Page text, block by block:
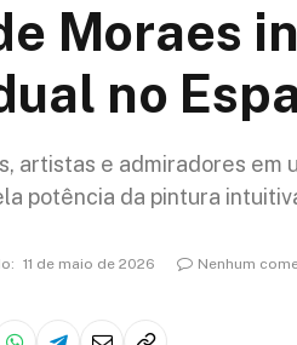
Moraes
no
artistas e admiradores em
potência da pintura
11 de maio de 2026 Nenhum